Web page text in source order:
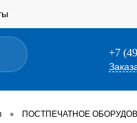
+7
• ПОСТПЕЧАТНОЕ